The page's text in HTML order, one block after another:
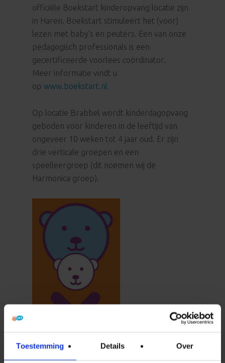
Toestemming Details Over
officiële Boekstart kinderopvang locatie zijn
in Haren. Boekstart stimuleert het (voor)
lezen met baby’s en peuters. Een van onze
pedagogisch professionals is een
gecertificeerde voorlees coördinator.
Meer informatie vindt u
opwww.boekstart.nl
Op locatie Brabbel wordt kinderdagopvang
geboden voor kinderen in de leeftijd van
ongeveer 10 weken tot 4 jaar oud. Er zijn
drie verticale groepen en een
speelleergroep (dit noemen wij de
Harmonica groep).